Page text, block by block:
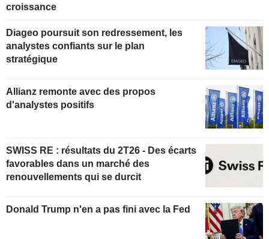
croissance
Diageo poursuit son redressement, les
analystes confiants sur le plan
stratégique
Allianz remonte avec des propos
d'analystes positifs
SWISS RE : résultats du 2T26 - Des écarts
favorables dans un marché des
renouvellements qui se durcit
Donald Trump n'en a pas fini avec la Fed